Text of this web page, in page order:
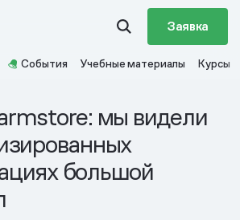
Заявка
События Учебные материалы Курсы
мы видели
большой